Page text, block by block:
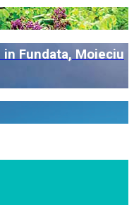
Fundata, Moieciu